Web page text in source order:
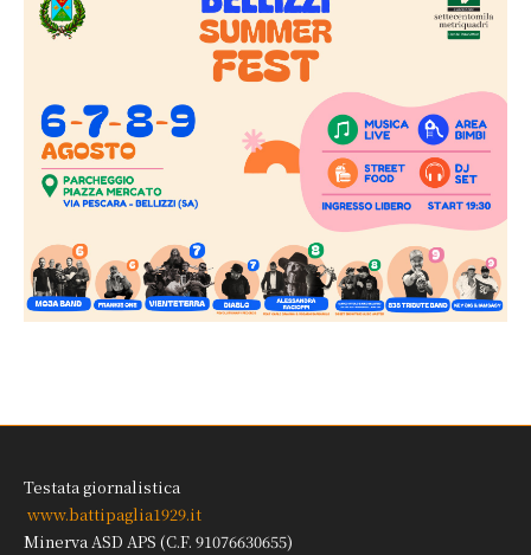
Testata giornalistica
www.battipaglia1929.it
Minerva ASD APS (C.F. 91076630655)